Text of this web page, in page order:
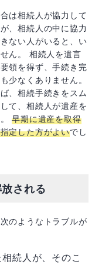
は相続人が協力して
、相続人の中に協力
ない人がいると、い
ん。 相続人を遺言
領を得ず、手続き完
少なくありません。
、相続手続きをスム
て、相続人が遺産を
。早期に遺産を取得
定した方がよいでし
される
のようなトラブルが
続人が、そのこ